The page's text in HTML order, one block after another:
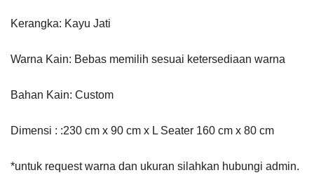
Kerangka: Kayu Jati
Warna Kain: Bebas memilih sesuai ketersediaan warna
Bahan Kain: Custom
Dimensi : :230 cm x 90 cm x L Seater 160 cm x 80 cm
*untuk request warna dan ukuran silahkan hubungi admin.